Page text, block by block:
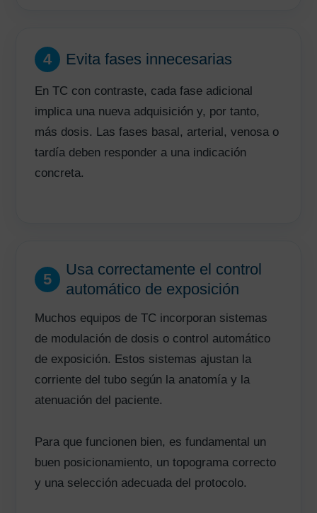
4 Evita fases innecesarias
En TC con contraste, cada fase adicional
implica una nueva adquisición y, por tanto,
más dosis. Las fases basal, arterial, venosa o
tardía deben responder a una indicación
concreta.
5
Usa correctamente el control
automático de exposición
Muchos equipos de TC incorporan sistemas
de modulación de dosis o control automático
de exposición. Estos sistemas ajustan la
corriente del tubo según la anatomía y la
atenuación del paciente.
Para que funcionen bien, es fundamental un
buen posicionamiento, un topograma correcto
y una selección adecuada del protocolo.